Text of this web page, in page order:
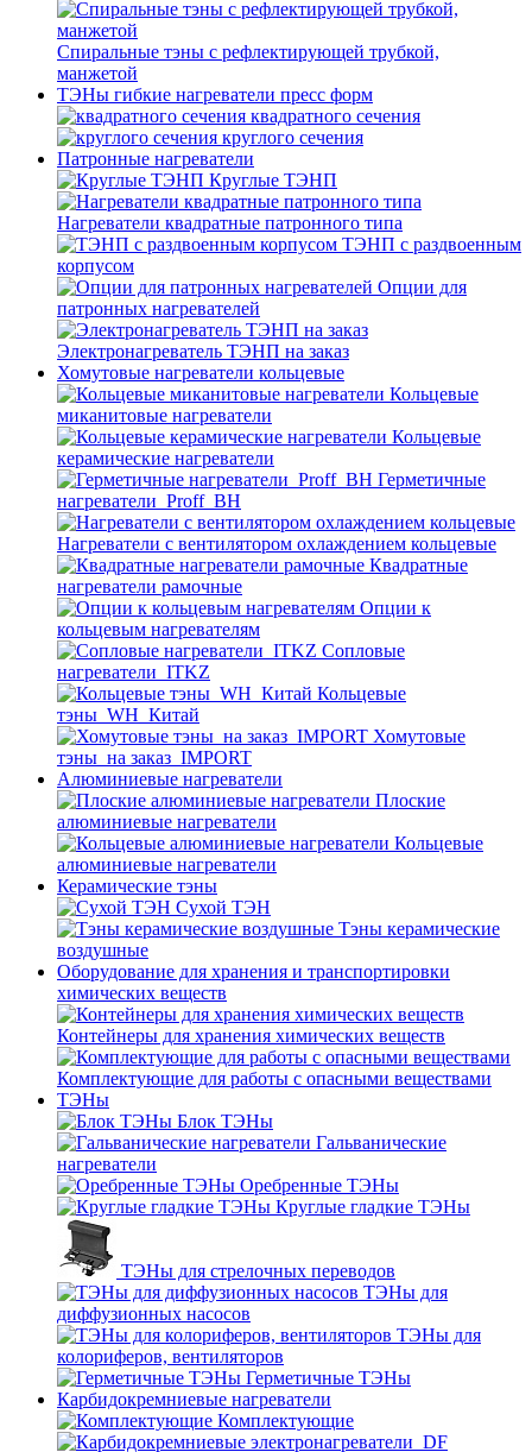
Спиральные тэны с рефлектирующей трубкой,
манжетой
ТЭНы гибкие нагреватели пресс форм
квадратного сечения
круглого сечения
Патронные нагреватели
Круглые ТЭНП
Нагреватели квадратные патронного типа
ТЭНП с раздвоенным
корпусом
Опции для
патронных нагревателей
Электронагреватель ТЭНП на заказ
Хомутовые нагреватели кольцевые
Кольцевые
миканитовые нагреватели
Кольцевые
керамические нагреватели
Герметичные
нагреватели_Proff_BH
Нагреватели с вентилятором охлаждением кольцевые
Квадратные
нагреватели рамочные
Опции к
кольцевым нагревателям
Cопловые
нагреватели_ITKZ
Кольцевые
тэны_WH_Китай
Хомутовые
тэны_на заказ_IMPORT
Алюминиевые нагреватели
Плоские
алюминиевые нагреватели
Кольцевые
алюминиевые нагреватели
Керамические тэны
Сухой ТЭН
Тэны керамические
воздушные
Оборудование для хранения и транспортировки
химических веществ
Контейнеры для хранения химических веществ
Комплектующие для работы с опасными веществами
ТЭНы
Блок ТЭНы
Гальванические
нагреватели
Оребренные ТЭНы
Круглые гладкие ТЭНы
ТЭНы для стрелочных переводов
ТЭНы для
диффузионных насосов
ТЭНы для
колориферов, вентиляторов
Герметичные ТЭНы
Карбидокремниевые нагреватели
Комплектующие